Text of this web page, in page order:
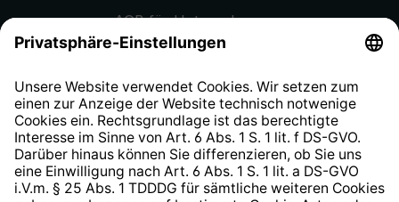
AGB für Unternehmen
Datenschutzhinweis
Widerrufsrecht
Hinweisgeberschutzsystem
Barrierefreiheit